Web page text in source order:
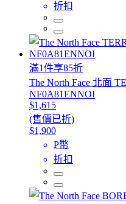
折扣
滿1件享85折
The North Face 北面
NF0A81ENNOI
$1,615
(售價已折)
$1,900
P幣
折扣